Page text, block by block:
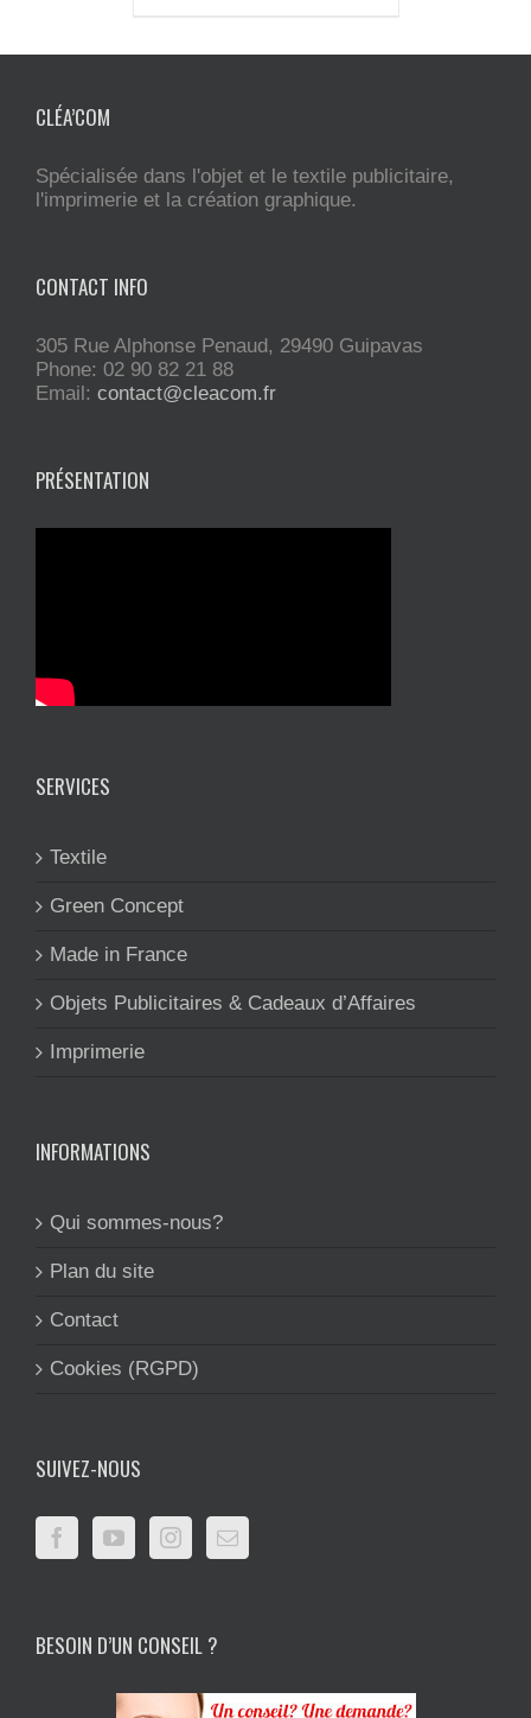
CLÉA’COM
Spécialisée dans l'objet et le textile publicitaire,
l'imprimerie et la création graphique.
CONTACT INFO
305 Rue Alphonse Penaud, 29490 Guipavas
Phone: 02 90 82 21 88
Email: contact@cleacom.fr
PRÉSENTATION
SERVICES
Textile
Green Concept
Made in France
Objets Publicitaires & Cadeaux d’Affaires
Imprimerie
INFORMATIONS
Qui sommes-nous?
Plan du site
Contact
Cookies (RGPD)
SUIVEZ-NOUS
BESOIN D’UN CONSEIL ?